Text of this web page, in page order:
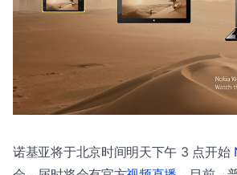
诺基亚将于北京时间明天下午 3 点开始